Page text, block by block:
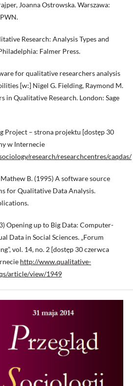
Joanna Ostrowska. Warszawa:
Research: Analysis Types and
Falmer Press.
for qualitative researchers analysis
[w:] Nigel G. Fielding, Raymond M.
in Qualitative Research. London: Sage
Project – strona projektu [dostęp 30
w Internecie
research/researchcentres/caqdas/
B. (1995) A software source
for Qualitative Data Analysis.
Opening up to Big Data: Computer-
Data in Social Sciences. „Forum
vol. 14, no. 2 [dostęp 30 czerwca
http://www.qualitative-
article/view/1949